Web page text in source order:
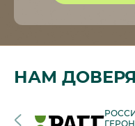
НАМ